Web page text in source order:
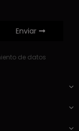
Enviar
de datos